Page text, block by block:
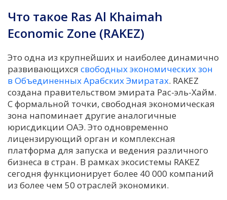
Что такое Ras Al Khaimah
Economic Zone (RAKEZ)
Это одна из крупнейших и наиболее динамично
развивающихся свободных экономических зон
в Объединенных Арабских Эмиратах. RAKEZ
создана правительством эмирата Рас-эль-Хайм.
С формальной точки, свободная экономическая
зона напоминает другие аналогичные
юрисдикции ОАЭ. Это одновременно
лицензирующий орган и комплексная
платформа для запуска и ведения различного
бизнеса в стран. В рамках экосистемы RAKEZ
сегодня функционирует более 40 000 компаний
из более чем 50 отраслей экономики.